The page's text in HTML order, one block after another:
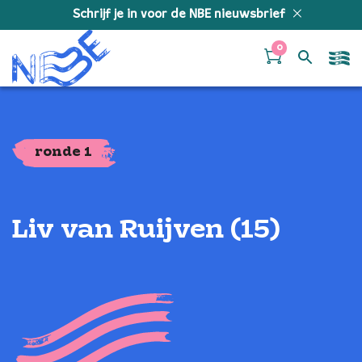
Schrijf je in voor de NBE nieuwsbrief
0
ronde 1
Liv van Ruijven (15)